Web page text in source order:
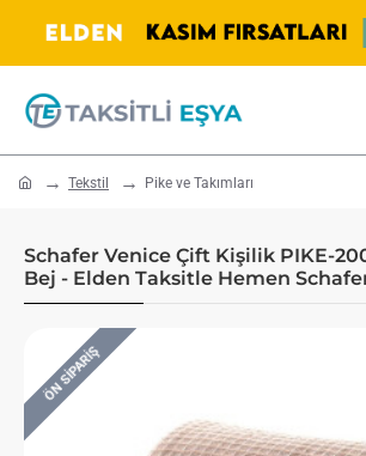
home Tekstil Pike ve Takımları
Schafer Venice Çift Kişilik PIKE-
Bej - Elden Taksitle Hemen
ÖN SIPARIŞ